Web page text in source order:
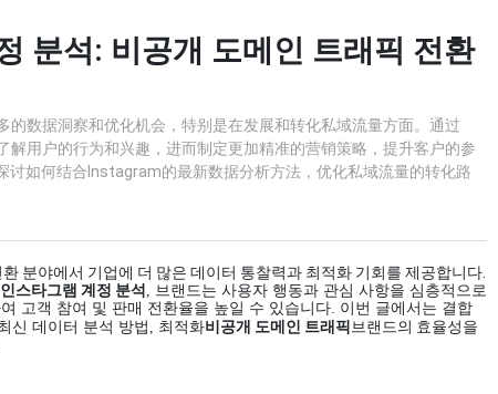
분석: 비공개 도메인 트래픽 전환
数据洞察和优化机会，特别是在发展和转化私域流量方面。通过
用户的行为和兴趣，进而制定更加精准的营销策略，提升客户的参
讨如何结合Instagram的最新数据分析方法，优化私域流量的转化路
분야에서 기업에 더 많은 데이터 통찰력과 최적화 기회를 제공합니다.
스타그램 계정 분석 , 브랜드는 사용자 행동과 관심 사항을 심층적으로
고객 참여 및 판매 전환율을 높일 수 있습니다. 이번 글에서는 결합
신 데이터 분석 방법, 최적화비공개 도메인 트래픽 브랜드의 효율성을